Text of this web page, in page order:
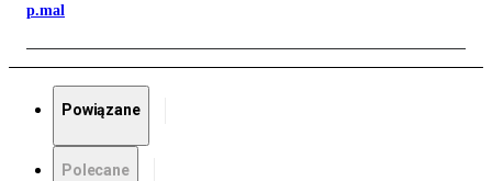
p.mal
Powiązane
Polecane